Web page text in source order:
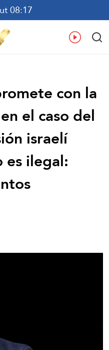
08:17
En
con la
el caso del
israelí
ilegal: